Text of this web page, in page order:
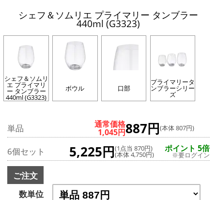
シェフ＆ソムリエ プライマリー タンブラー
440ml (G3323)
シェフ＆ソムリ
エ プライマリ
ー タンブラー
440ml (G3323)
ボウル 口部
プライマリータ
ンブラーシリー
ズ
単品 通常価格
1,045円887円(本体 807円)
6個セット 5,225円(1点当 870円)
(本体 4,750円)
ポイント 5倍
※要ログイン
ご注文
数単位